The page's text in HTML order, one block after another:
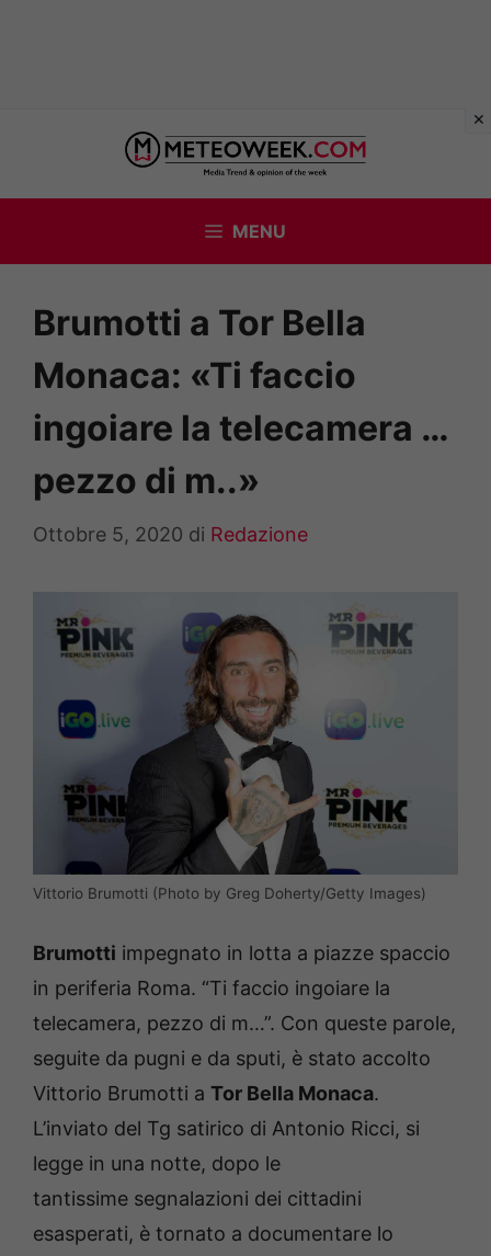
contenuto
MENU
Brumotti a Tor Bella
Monaca: «Ti faccio
ingoiare la telecamera …
pezzo di m..»
Ottobre 5, 2020 di Redazione
Vittorio Brumotti (Photo by Greg Doherty/Getty Images)
Brumotti impegnato in lotta a piazze spaccio
in periferia Roma. “Ti faccio ingoiare la
telecamera, pezzo di m…”. Con queste parole,
seguite da pugni e da sputi, è stato accolto
Vittorio Brumotti a Tor Bella Monaca.
L’inviato del Tg satirico di Antonio Ricci, si
legge in una notte, dopo le
tantissime segnalazioni dei cittadini
esasperati, è tornato a documentare lo